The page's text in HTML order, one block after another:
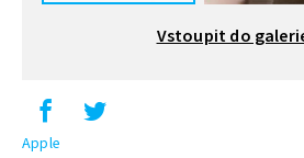
Vstoupit do
Apple